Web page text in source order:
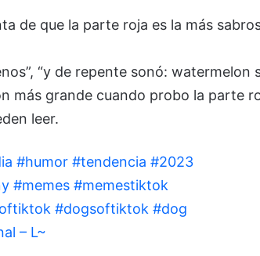
de que la parte roja es la más
“y de repente sonó: watermelon
más grande cuando probo la parte
leer.
#humor #tendencia #2023
#memes #memestiktok
#dogsoftiktok #dog
– L~